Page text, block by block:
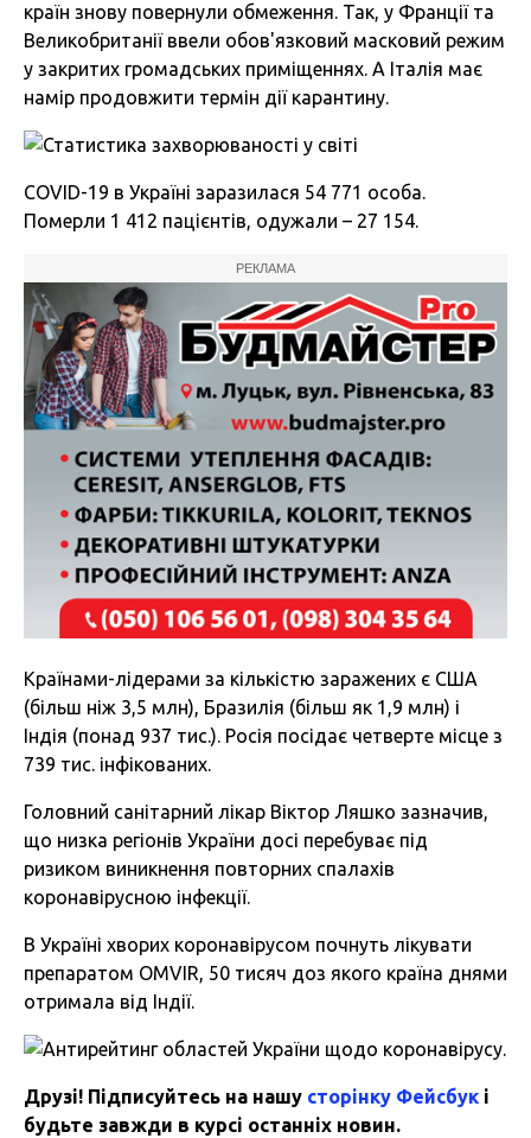
країн знову повернули обмеження. Так, у Франції та
Великобританії ввели обов'язковий масковий режим
у закритих громадських приміщеннях. А Італія має
намір продовжити термін дії карантину.
COVID-19 в Україні заразилася 54 771 особа.
Померли 1 412 пацієнтів, одужали – 27 154.
РЕКЛАМА
Країнами-лідерами за кількістю заражених є США
(більш ніж 3,5 млн), Бразилія (більш як 1,9 млн) і
Індія (понад 937 тис.). Росія посідає четверте місце з
739 тис. інфікованих.
Головний санітарний лікар Віктор Ляшко зазначив,
що низка регіонів України досі перебуває під
ризиком виникнення повторних спалахів
коронавірусною інфекції.
В Україні хворих коронавірусом почнуть лікувати
препаратом OMVIR, 50 тисяч доз якого країна днями
отримала від Індії.
Друзі! Підписуйтесь на нашу сторінку Фейсбук і
будьте завжди в курсі останніх новин.